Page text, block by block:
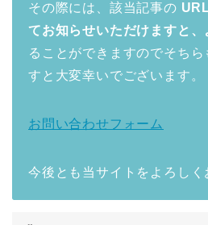
その際には、該当記事の
てお知らせいただけますと
ることができますのでそちら
すと大変幸いでございます。
お問い合わせフォーム
今後とも当サイトをよろしく